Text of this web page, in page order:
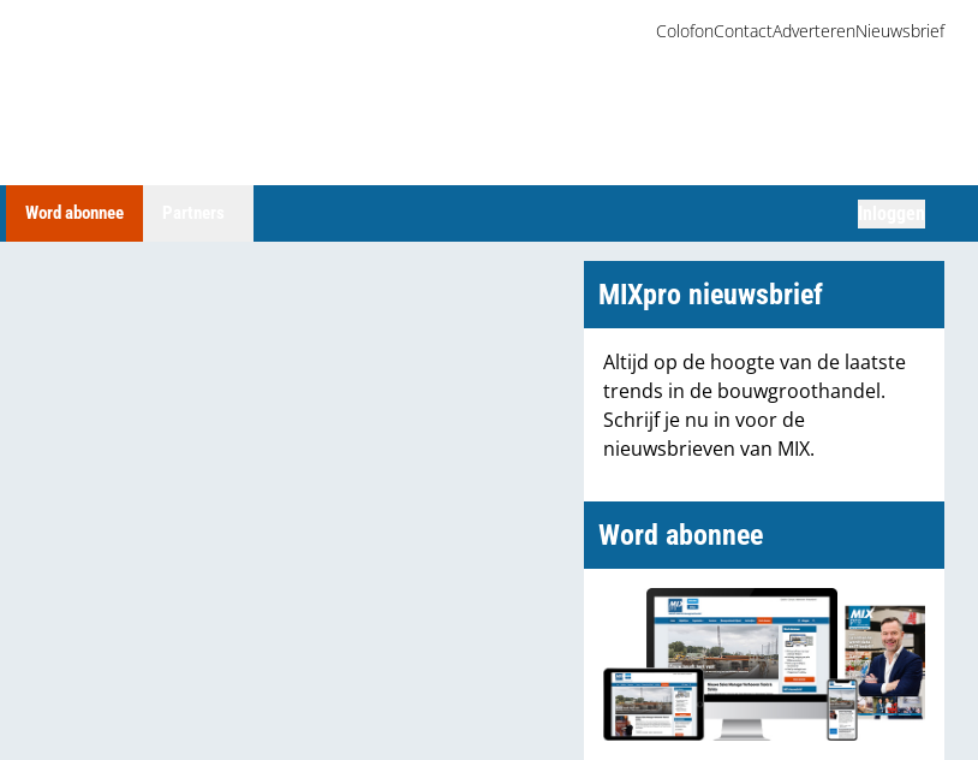
ColofonContactAdverterenNieuwsbrief
Word abonnee
MIXpro nieuwsbrief
Altijd op de hoogte van de laatste
trends in de bouwgroothandel.
Schrijf je nu in voor de
nieuwsbrieven van MIX.
Word abonnee